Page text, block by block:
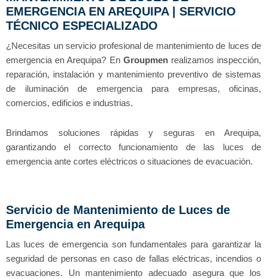
EMERGENCIA EN AREQUIPA | SERVICIO
TÉCNICO ESPECIALIZADO
¿Necesitas un servicio profesional de mantenimiento de luces de
emergencia en Arequipa? En Groupmenrealizamos inspección,
reparación, instalación y mantenimiento preventivo de sistemas
de iluminación de emergencia para empresas, oficinas,
comercios, edificios e industrias.
Brindamos soluciones rápidas y seguras en Arequipa,
garantizando el correcto funcionamiento de las luces de
emergencia ante cortes eléctricos o situaciones de evacuación.
Servicio de Mantenimiento de Luces de
Emergencia en Arequipa
Las luces de emergencia son fundamentales para garantizar la
seguridad de personas en caso de fallas eléctricas, incendios o
evacuaciones. Un mantenimiento adecuado asegura que los